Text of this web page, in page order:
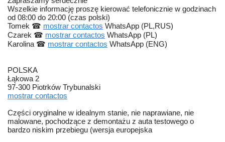
Wszelkie informację proszę kierować telefonicznie w godzinach
od 08:00 do 20:00 (czas polski)
Tomek ☎ mostrar contactos WhatsApp (PL,RUS)
Czarek ☎ mostrar contactos WhatsApp (PL)
Karolina ☎ mostrar contactos WhatsApp (ENG)
POLSKA
Łąkowa 2
97-300 Piotrków Trybunalski
mostrar contactos
Części oryginalne w idealnym stanie, nie naprawiane, nie
malowane, pochodzące z demontażu z auta testowego o
bardzo niskim przebiegu (wersja europejska